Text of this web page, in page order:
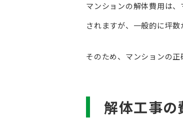
マンションの解体費用は
されますが、一般的に坪数
そのため、マンションの
解体工事の